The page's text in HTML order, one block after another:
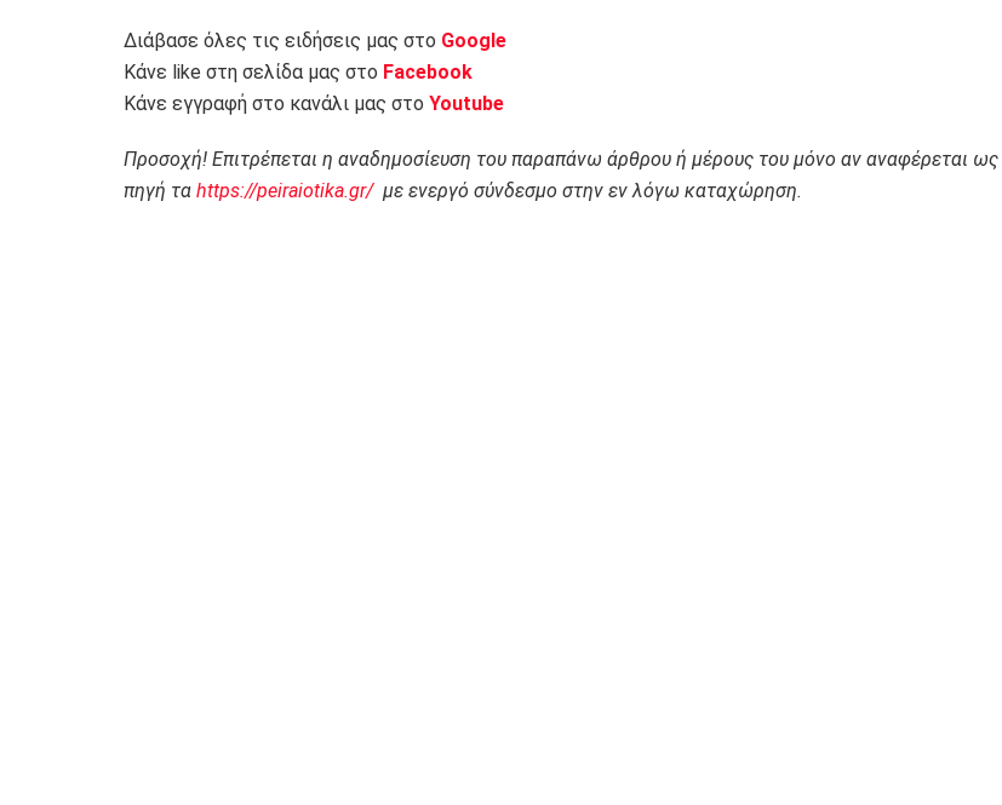
Διάβασε όλες τις ειδήσεις μας στο Google
Κάνε like στη σελίδα μας στο Facebook
Κάνε εγγραφή στο κανάλι μας στο Youtube
Προσοχή! Επιτρέπεται η αναδημοσίευση του παραπάνω άρθρου ή μέρους του μόνο αν αναφέρεται ως
πηγή τα https://peiraiotika.gr/με ενεργό σύνδεσμο στην εν λόγω καταχώρηση.